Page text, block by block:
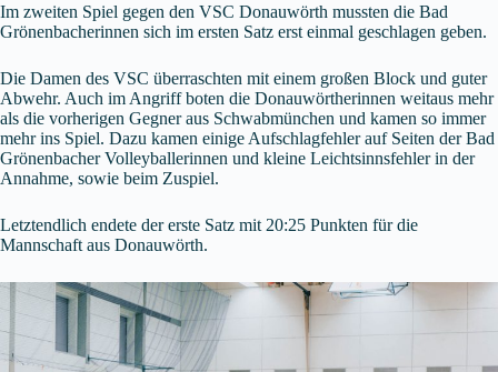
Im zweiten Spiel gegen den VSC Donauwörth mussten die Bad
Grönenbacherinnen sich im ersten Satz erst einmal geschlagen geben.
Die Damen des VSC überraschten mit einem großen Block und guter
Abwehr. Auch im Angriff boten die Donauwörtherinnen weitaus mehr
als die vorherigen Gegner aus Schwabmünchen und kamen so immer
mehr ins Spiel. Dazu kamen einige Aufschlagfehler auf Seiten der Bad
Grönenbacher Volleyballerinnen und kleine Leichtsinnsfehler in der
Annahme, sowie beim Zuspiel.
Letztendlich endete der erste Satz mit 20:25 Punkten für die
Mannschaft aus Donauwörth.